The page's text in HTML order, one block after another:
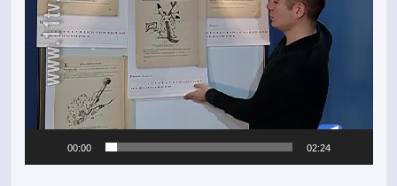
00:00 02:24